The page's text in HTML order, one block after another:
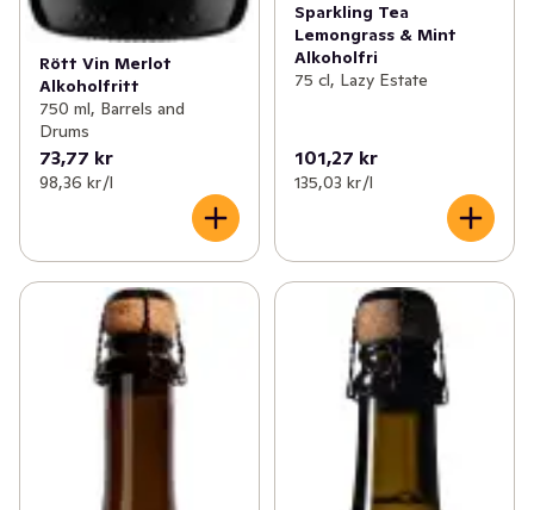
Rött Vin Merlot
Alkoholfritt
750 ml, Barrels and
Drums
73,77 kr
98,36 kr /l
Sparkling Tea
Lemongrass & Mint
Alkoholfri
75 cl, Lazy Estate
101,27 kr
135,03 kr /l